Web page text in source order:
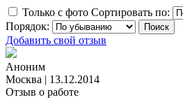
Только с фото Сортировать по:
Порядок:
Добавить свой отзыв
Аноним
Москва | 13.12.2014
Отзыв о работе